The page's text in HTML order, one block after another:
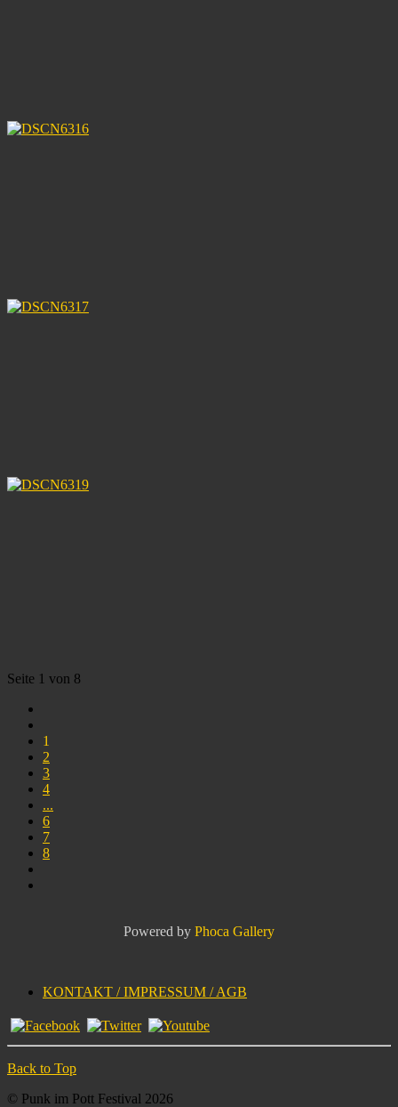
Seite 1 von 8
1
2
3
4
...
6
7
8
Powered by Phoca Gallery
KONTAKT / IMPRESSUM / AGB
Back to Top
© Punk im Pott Festival 2026